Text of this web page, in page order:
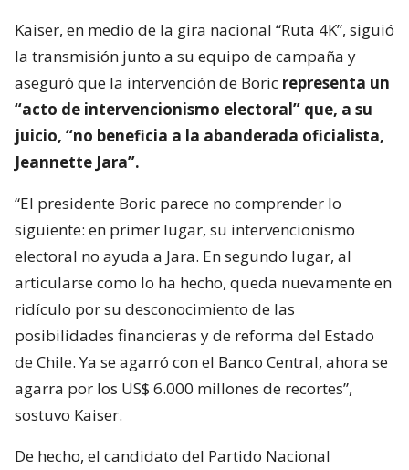
Kaiser, en medio de la gira nacional “Ruta 4K”, siguió
la transmisión junto a su equipo de campaña y
aseguró que la intervención de Boric representa un
“acto de intervencionismo electoral” que, a su
juicio, “no beneficia a la abanderada oficialista,
Jeannette Jara”.
“El presidente Boric parece no comprender lo
siguiente: en primer lugar, su intervencionismo
electoral no ayuda a Jara. En segundo lugar, al
articularse como lo ha hecho, queda nuevamente en
ridículo por su desconocimiento de las
posibilidades financieras y de reforma del Estado
de Chile. Ya se agarró con el Banco Central, ahora se
agarra por los US$ 6.000 millones de recortes”,
sostuvo Kaiser.
De hecho, el candidato del Partido Nacional